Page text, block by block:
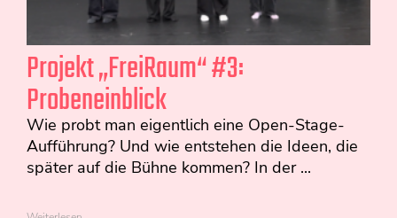
Projekt „FreiRaum“ #3:
Probeneinblick
Wie probt man eigentlich eine Open-Stage-
Aufführung? Und wie entstehen die Ideen, die
später auf die Bühne kommen? In der ...